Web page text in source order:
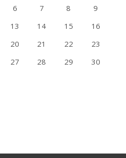
6 7 8
9
13 14 15
16
20 21 22
23
27 28 29
30